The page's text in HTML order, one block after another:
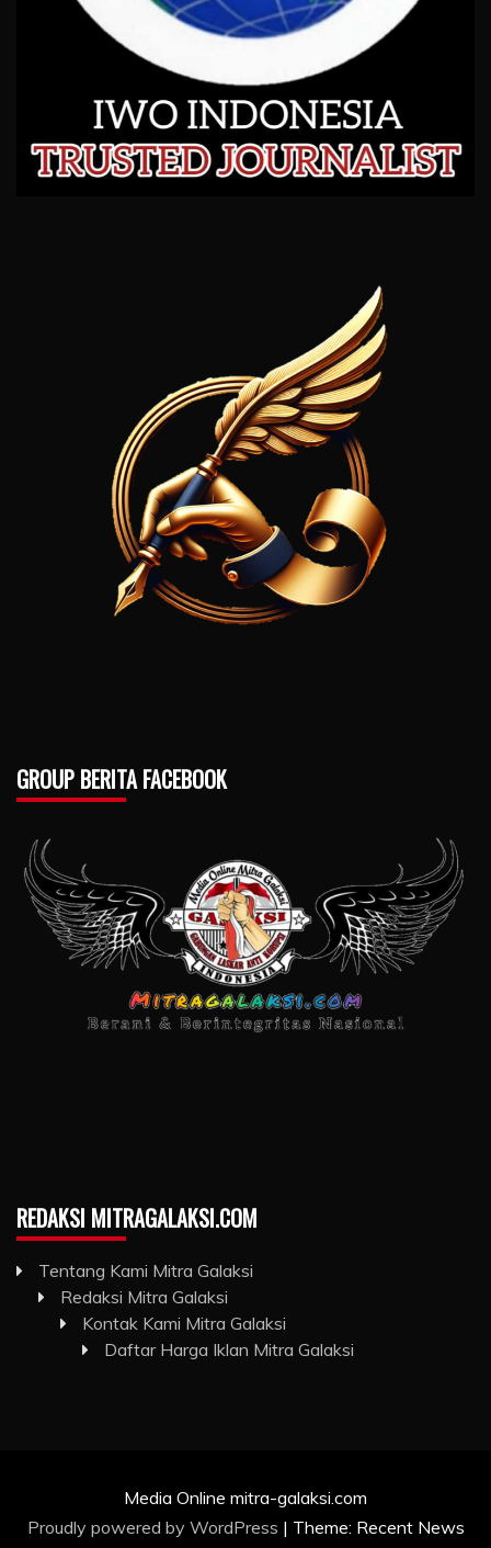
GROUP BERITA FACEBOOK
REDAKSI MITRAGALAKSI.COM
Tentang Kami Mitra Galaksi
Redaksi Mitra Galaksi
Kontak Kami Mitra Galaksi
Daftar Harga Iklan Mitra Galaksi
Media Online mitra-galaksi.com
Proudly powered by WordPress | Theme: Recent News